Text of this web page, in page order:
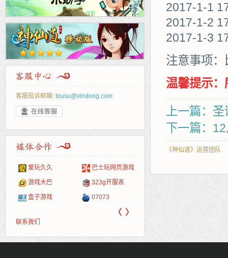
客服投诉邮箱: tousu@xindong.com
265G 页游网
腾讯游戏 新浪游戏
新浪页游 网易游戏
〈 〉
联系我们
2017-1-1
2017-1-2
2017-1-3
注意事项
温馨提示
上一篇：
下一篇：
《神仙道》运营团队